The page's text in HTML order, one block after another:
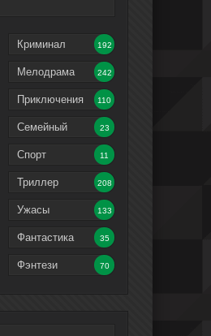
Криминал 192
Мелодрама 242
Приключения 110
Семейный 23
Спорт 11
Триллер 208
Ужасы 133
Фантастика 35
Фэнтези 70